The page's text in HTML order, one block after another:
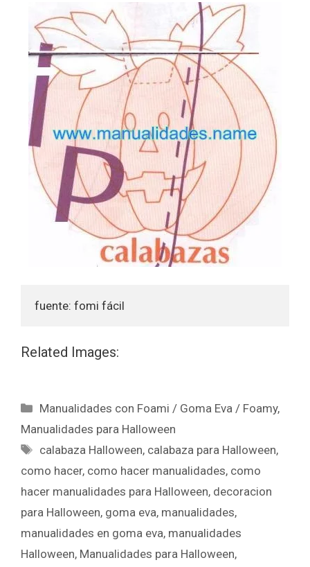
fuente: fomi fácil
Related Images:
Manualidades con Foami / Goma Eva / Foamy,
Manualidades para Halloween
calabaza Halloween, calabaza para Halloween,
como hacer, como hacer manualidades, como
hacer manualidades para Halloween, decoracion
para Halloween, goma eva, manualidades,
manualidades en goma eva, manualidades
Halloween, Manualidades para Halloween,